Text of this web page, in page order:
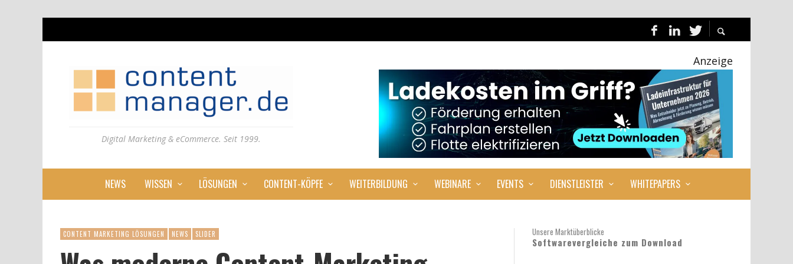
Digital Marketing & eCommerce. Seit 1999.
Anzeige
NEWS WISSEN LÖSUNGEN CONTENT-KÖPFE WEITERBILDUNG WEBINARE EVENTS DIENSTLEISTER WHITEPAPERS
CONTENT MARKETING LÖSUNGEN NEWS SLIDER Unsere Marktüberblicke
Softwarevergleiche zum Download